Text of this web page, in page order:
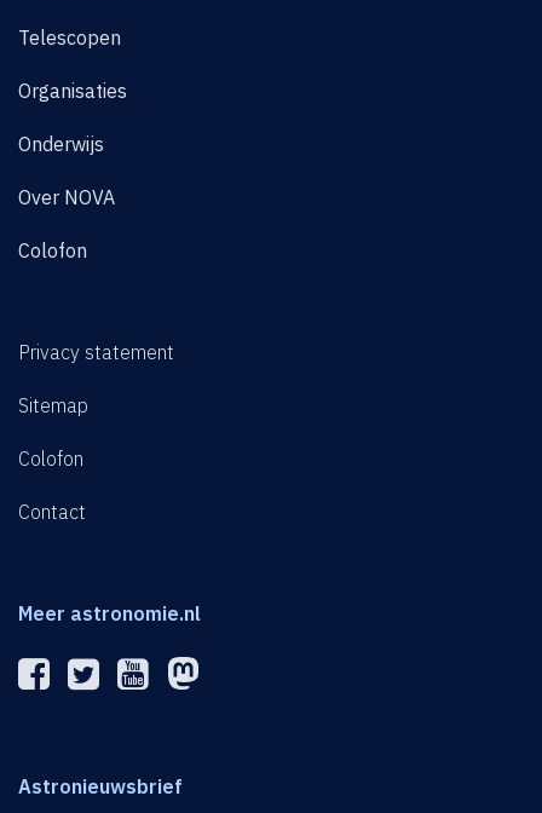
Telescopen
Organisaties
Onderwijs
Over NOVA
Colofon
Privacy statement
Sitemap
Colofon
Contact
Meer astronomie.nl
Astronieuwsbrief